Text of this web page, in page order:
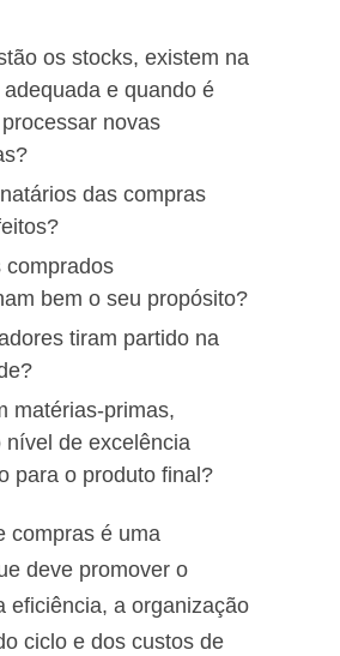
os stocks, existem na
e quando é
novas
das compras
comprados
bem o seu propósito?
tiram partido na
matérias-primas,
nível de excelência
para o produto final?
compras é uma
deve promover o
eficiência, a organização
ciclo e dos custos de